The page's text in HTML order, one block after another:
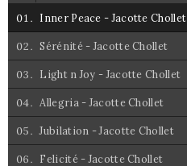
Inner Peace - Jacotte Chollet
Sérénité - Jacotte Chollet
Light n Joy - Jacotte Chollet
Allegria - Jacotte Chollet
Jubilation - Jacotte Chollet
Felicité - Jacotte Chollet